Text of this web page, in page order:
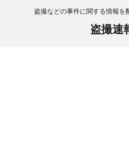
盗撮などの事件に関する情報を
盗撮速